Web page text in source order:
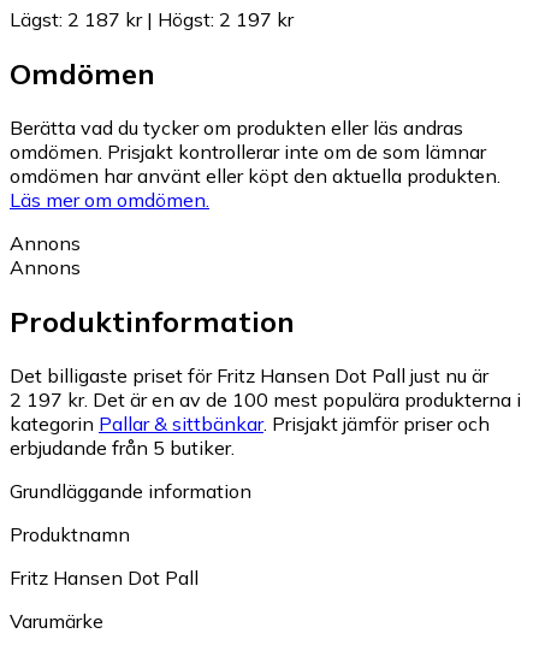
Lägst: 2 187 kr| Högst: 2 197 kr
Omdömen
Berätta vad du tycker om produkten eller läs andras
omdömen. Prisjakt kontrollerar inte om de som lämnar
omdömen har använt eller köpt den aktuella produkten.
Läs mer om omdömen.
Annons
Annons
Produktinformation
Det billigaste priset för Fritz Hansen Dot Pall just nu är
2 197 kr. Det är en av de 100 mest populära produkterna i
kategorin Pallar & sittbänkar. Prisjakt jämför priser och
erbjudande från 5 butiker.
Grundläggande information
Produktnamn
Fritz Hansen Dot Pall
Varumärke